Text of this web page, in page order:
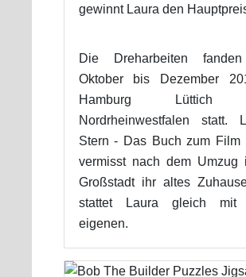
gewinnt Laura den
Die Dreharbeiten
Oktober bis Dezember
Hamburg Lüttich
Nordrheinwestfalen statt.
Stern - Das Buch zum Film
vermisst nach dem Umzug
Großstadt ihr altes
stattet Laura gleich mit
eigenen.